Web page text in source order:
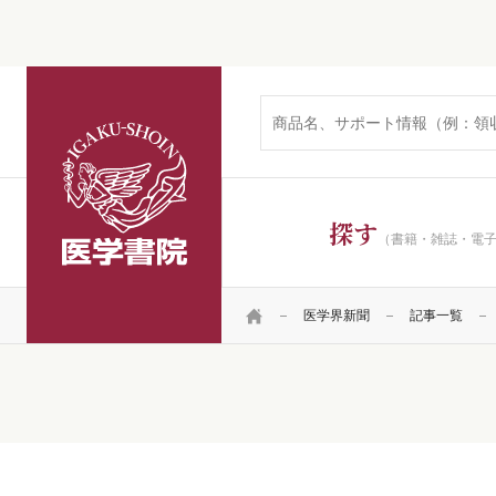
探す （書籍・雑誌・電
HOME 医学界新聞 記事一覧